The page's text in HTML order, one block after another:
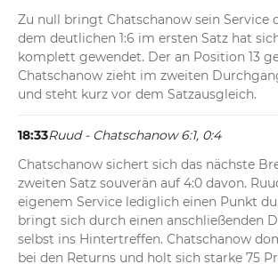
Zu null bringt Chatschanow sein Service
dem deutlichen 1:6 im ersten Satz hat
komplett gewendet. Der an Position 13
Chatschanow zieht im zweiten
und steht kurz vor dem Satzausgleich.
18:33Ruud - Chatschanow 6:1, 0:4
Chatschanow sichert sich das nächste
zweiten Satz souverän auf 4:0 davon.
eigenem Service lediglich einen Punkt
bringt sich durch einen anschließenden
selbst ins Hintertreffen. Chatschanow
bei den Returns und holt sich starke 75